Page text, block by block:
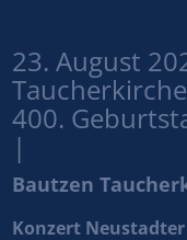
23. August
400.
|
Bautzen
Konzert